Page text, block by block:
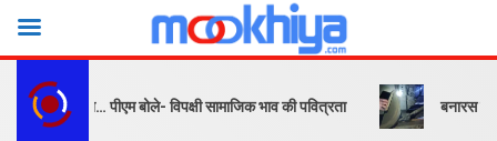
संदेश… पीएम बोले- विपक्षी सामाजिक भाव की पवित्रता बनारस स्टेशन के